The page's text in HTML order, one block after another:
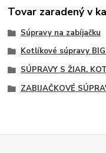
Tovar zaradený v
Súpravy na zabíjačku
Kotlíkové súpravy
SÚPRAVY S ŽIAR.
ZABIJAČKOVÉ